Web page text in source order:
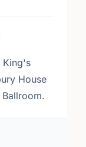
King's
House